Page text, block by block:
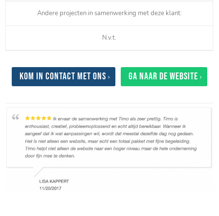
Andere projecten in samenwerking met deze klant:
N.v.t.
Kom in contact met ons Ga naar de website